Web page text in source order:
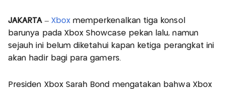
JAKARTA– Xboxmemperkenalkan tiga konsol
barunya pada Xbox Showcase pekan lalu, namun
sejauh ini belum diketahui kapan ketiga perangkat ini
akan hadir bagi para gamers.
Presiden Xbox Sarah Bond mengatakan bahwa Xbox